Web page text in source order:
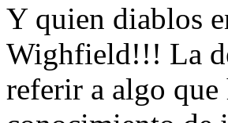
Y quien diablos
Wighfield!!! La
referir a algo